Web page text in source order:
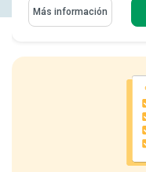
Más información